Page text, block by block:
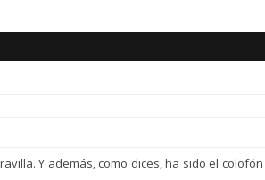
Y además, como dices, ha sido el